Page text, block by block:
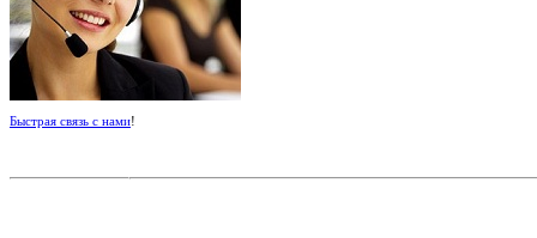
Быстрая связь с нами!